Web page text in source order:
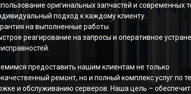
оригинальных запчастей и современных
подход к каждому клиенту.
на выполненные работы.
реагирование на запросы и оперативное
предоставить нашим клиентам не только
ремонт, но и полный комплекс услуг по
и обслуживанию серверов. Наша цель –